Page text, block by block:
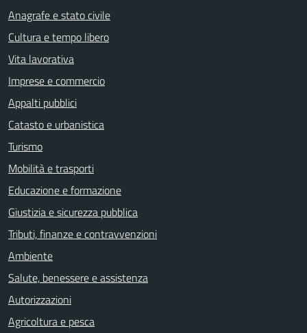
Anagrafe e stato civile
Cultura e tempo libero
Vita lavorativa
Imprese e commercio
Appalti pubblici
Catasto e urbanistica
Turismo
Mobilità e trasporti
Educazione e formazione
Giustizia e sicurezza pubblica
Tributi, finanze e contravvenzioni
Ambiente
Salute, benessere e assistenza
Autorizzazioni
Agricoltura e pesca